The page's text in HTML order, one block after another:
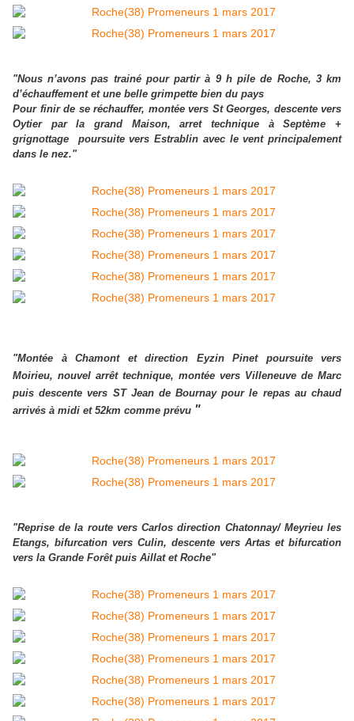
"Nous n’avons pas trainé pour partir à 9 h pile de Roche, 3 km
d’échauffement et une belle grimpette bien du pays
Pour finir de se réchauffer, montée vers St Georges, descente vers
Oytier par la grand Maison, arret technique à Septème +
grignottage poursuite vers Estrablin avec le vent principalement
dans le nez."
"Montée à Chamont et direction Eyzin Pinet poursuite vers
Moirieu, nouvel arrêt technique, montée vers Villeneuve de Marc
puis descente vers ST Jean de Bournay pour le repas au chaud
arrivés à midi et 52km comme prévu "
"Reprise de la route vers Carlos direction Chatonnay/ Meyrieu les
Etangs, bifurcation vers Culin, descente vers Artas et bifurcation
vers la Grande Forêt puis Aillat et Roche"